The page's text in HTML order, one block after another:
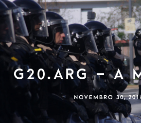
G20.ARG – A
NOVEMBRO 30,